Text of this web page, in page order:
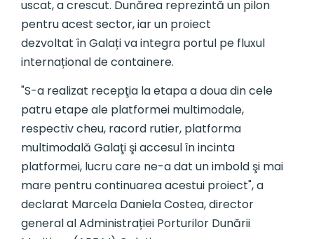
uscat, a crescut. Dunărea reprezintă un pilon
pentru acest sector, iar un proiect
dezvoltat în Galați va integra portul pe fluxul
internațional de containere.
"S-a realizat recepţia la etapa a doua din cele
patru etape ale platformei multimodale,
respectiv cheu, racord rutier, platforma
multimodală Galaţi şi accesul în incinta
platformei, lucru care ne-a dat un imbold şi mai
mare pentru continuarea acestui proiect", a
declarat Marcela Daniela Costea, director
general al Administrației Porturilor Dunării